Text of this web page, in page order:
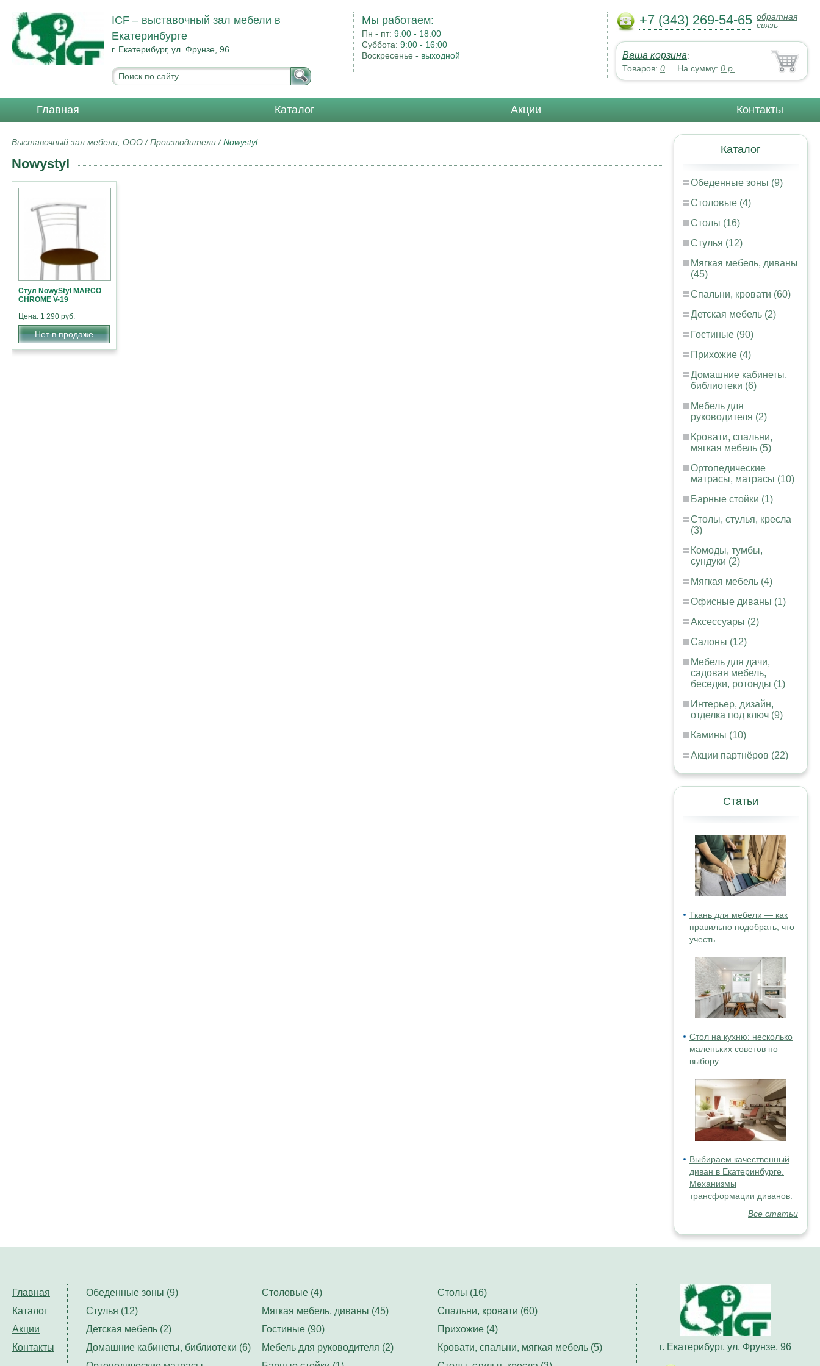
ICF – выставочный зал мебели в
Екатеринбурге
г. Екатерибург, ул. Фрунзе, 96
Мы работаем:
Пн - пт:9.00 - 18.00
Суббота:9:00 - 16:00
Воскресенье - выходной
+7 (343) 269-54-65 обратная
связь
Ваша корзина:
Товаров: 0 На сумму: 0 р.
Главная Каталог Акции Контакты
Каталог
Обеденные зоны (9)
Столовые (4)
Столы (16)
Стулья (12)
Мягкая мебель, диваны
(45)
Спальни, кровати (60)
Детская мебель (2)
Гостиные (90)
Прихожие (4)
Домашние кабинеты,
библиотеки (6)
Мебель для
руководителя (2)
Кровати, спальни,
мягкая мебель (5)
Ортопедические
матрасы, матрасы (10)
Барные стойки (1)
Столы, стулья, кресла
(3)
Комоды, тумбы,
сундуки (2)
Мягкая мебель (4)
Офисные диваны (1)
Аксессуары (2)
Салоны (12)
Мебель для дачи,
садовая мебель,
беседки, ротонды (1)
Интерьер, дизайн,
отделка под ключ (9)
Камины (10)
Акции партнёров (22)
Статьи
Ткань для мебели — как
правильно подобрать, что
учесть.
Стол на кухню: несколько
маленьких советов по
выбору
Выбираем качественный
диван в Екатеринбурге.
Механизмы
трансформации диванов.
Все статьи
Выставочный зал мебели, ООО /Производители /Nowystyl
Nowystyl
Стул NowyStyl MARCO
CHROME V-19
Цена: 1 290 руб.
Нет в продаже
Главная
Каталог
Акции
Контакты
г. Екатерибург, ул. Фрунзе, 96
Обеденные зоны (9) Столовые (4)
Столы (16)
Стулья (12)
Мягкая мебель, диваны (45)
Спальни, кровати (60)
Детская мебель (2)
Гостиные (90)
Прихожие (4)
Домашние кабинеты, библиотеки (6)
Мебель для руководителя (2)
Кровати, спальни, мягкая мебель (5)